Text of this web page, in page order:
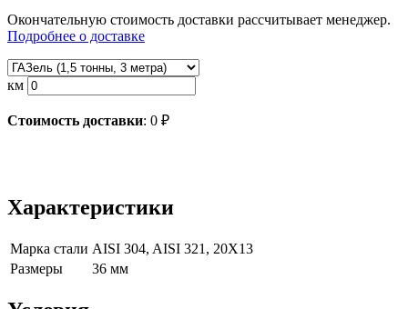
Окончательную стоимость доставки рассчитывает менеджер.
Подробнее о доставке
км
Стоимость доставки: 0 ₽
Характеристики
Марка стали AISI 304, AISI 321, 20Х13
Размеры
36 мм